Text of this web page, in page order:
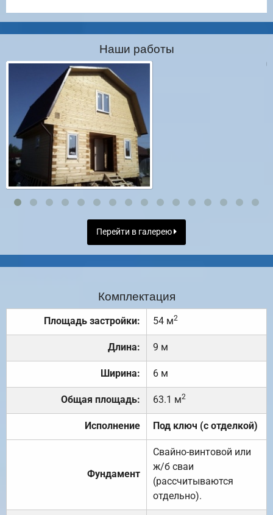
Наши работы
Перейти в галерею
Комплектация
Площадь застройки: 54 м2
Длина: 9 м
Ширина: 6 м
Общая площадь: 63.1 м2
Исполнение Под ключ (с отделкой)
Фундамент
Свайно-винтовой или
ж/б сваи
(рассчитываются
отдельно).